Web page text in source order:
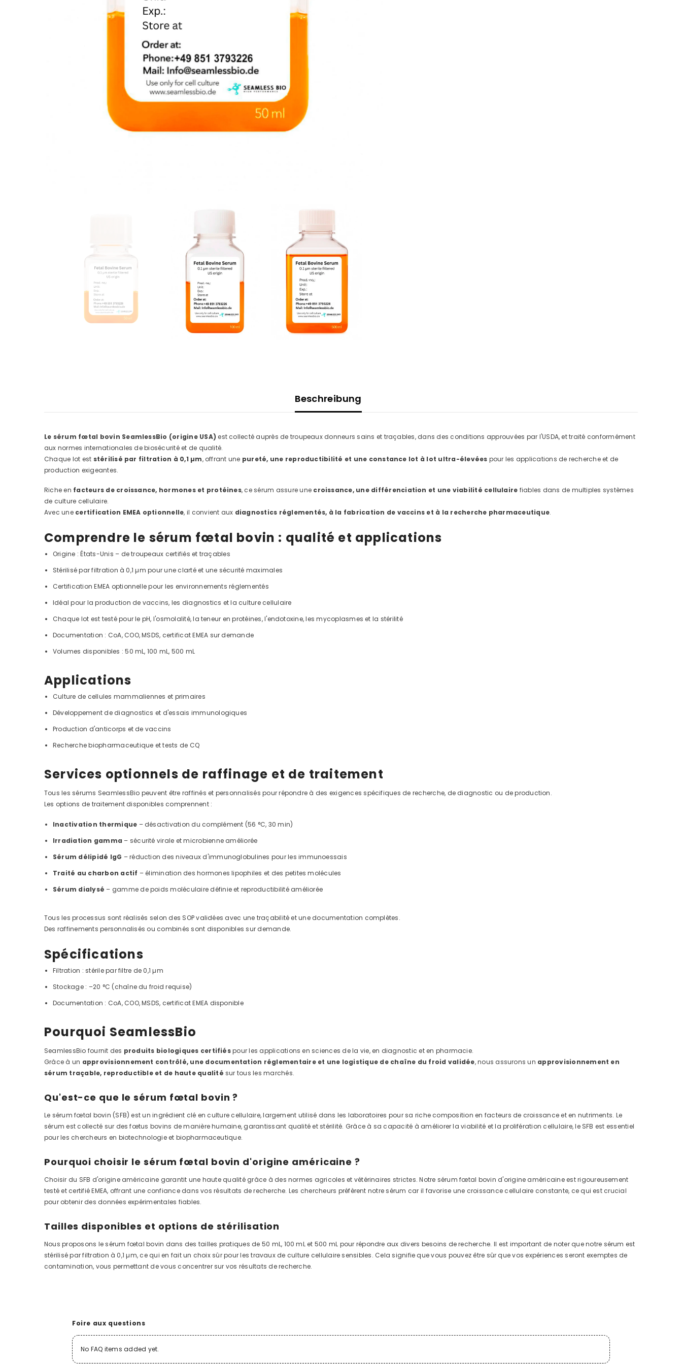
Beschreibung
Le sérum fœtal bovin SeamlessBio (origine USA) est collecté auprès de troupeaux donneurs sains et traçables, dans des conditions approuvées par l'USDA, et traité conformément
aux normes internationales de biosécurité et de qualité.
Chaque lot est stérilisé par filtration à 0,1 µm, offrant une pureté, une reproductibilité et une constance lot à lot ultra-élevées pour les applications de recherche et de
production exigeantes.
Riche en facteurs de croissance, hormones et protéines, ce sérum assure une croissance, une différenciation et une viabilité cellulaire fiables dans de multiples systèmes
de culture cellulaire.
Avec une certification EMEA optionnelle, il convient aux diagnostics réglementés, à la fabrication de vaccins et à la recherche pharmaceutique.
Comprendre le sérum fœtal bovin : qualité et applications
Origine : États-Unis – de troupeaux certifiés et traçables
Stérilisé par filtration à 0,1 µm pour une clarté et une sécurité maximales
Certification EMEA optionnelle pour les environnements réglementés
Idéal pour la production de vaccins, les diagnostics et la culture cellulaire
Chaque lot est testé pour le pH, l'osmolalité, la teneur en protéines, l'endotoxine, les mycoplasmes et la stérilité
Documentation : CoA, COO, MSDS, certificat EMEA sur demande
Volumes disponibles : 50 mL, 100 mL, 500 mL
Applications
Culture de cellules mammaliennes et primaires
Développement de diagnostics et d'essais immunologiques
Production d'anticorps et de vaccins
Recherche biopharmaceutique et tests de CQ
Services optionnels de raffinage et de traitement
Tous les sérums SeamlessBio peuvent être raffinés et personnalisés pour répondre à des exigences spécifiques de recherche, de diagnostic ou de production.
Les options de traitement disponibles comprennent :
Inactivation thermique – désactivation du complément (56 °C, 30 min)
Irradiation gamma – sécurité virale et microbienne améliorée
Sérum délipidé IgG – réduction des niveaux d'immunoglobulines pour les immunoessais
Traité au charbon actif – élimination des hormones lipophiles et des petites molécules
Sérum dialysé – gamme de poids moléculaire définie et reproductibilité améliorée
Tous les processus sont réalisés selon des SOP validées avec une traçabilité et une documentation complètes.
Des raffinements personnalisés ou combinés sont disponibles sur demande.
Spécifications
Filtration : stérile par filtre de 0,1 µm
Stockage : –20 °C (chaîne du froid requise)
Documentation : CoA, COO, MSDS, certificat EMEA disponible
Pourquoi SeamlessBio
SeamlessBio fournit des produits biologiques certifiéspour les applications en sciences de la vie, en diagnostic et en pharmacie.
Grâce à un approvisionnement contrôlé, une documentation réglementaire et une logistique de chaîne du froid validée, nous assurons un approvisionnement en
sérum traçable, reproductible et de haute qualité sur tous les marchés.
Qu'est-ce que le sérum fœtal bovin ?
Le sérum fœtal bovin (SFB) est un ingrédient clé en culture cellulaire, largement utilisé dans les laboratoires pour sa riche composition en facteurs de croissance et en nutriments. Le
sérum est collecté sur des fœtus bovins de manière humaine, garantissant qualité et stérilité. Grâce à sa capacité à améliorer la viabilité et la prolifération cellulaire, le SFB est essentiel
pour les chercheurs en biotechnologie et biopharmaceutique.
Pourquoi choisir le sérum fœtal bovin d'origine américaine ?
Choisir du SFB d'origine américaine garantit une haute qualité grâce à des normes agricoles et vétérinaires strictes. Notre sérum fœtal bovin d'origine américaine est rigoureusement
testé et certifié EMEA, offrant une confiance dans vos résultats de recherche. Les chercheurs préfèrent notre sérum car il favorise une croissance cellulaire constante, ce qui est crucial
pour obtenir des données expérimentales fiables.
Tailles disponibles et options de stérilisation
Nous proposons le sérum fœtal bovin dans des tailles pratiques de 50 mL, 100 mL et 500 mL pour répondre aux divers besoins de recherche. Il est important de noter que notre sérum est
stérilisé par filtration à 0,1 µm, ce qui en fait un choix sûr pour les travaux de culture cellulaire sensibles. Cela signifie que vous pouvez être sûr que vos expériences seront exemptes de
contamination, vous permettant de vous concentrer sur vos résultats de recherche.
Foire aux questions
No FAQ items added yet.